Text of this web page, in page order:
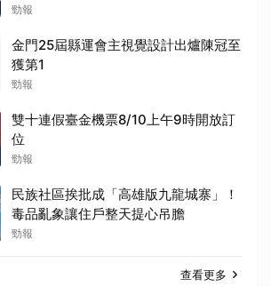
勁報
金門25屆縣運會主視覺設計出爐陳冠至
獲第1
勁報
雙十連假臺金機票8/10上午9時開放訂
位
勁報
民族社區挨批成「高雄版九龍城寨」！
毒品亂象讓住戶整天提心吊膽
勁報
查看更多